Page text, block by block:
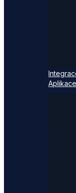
Aplikace